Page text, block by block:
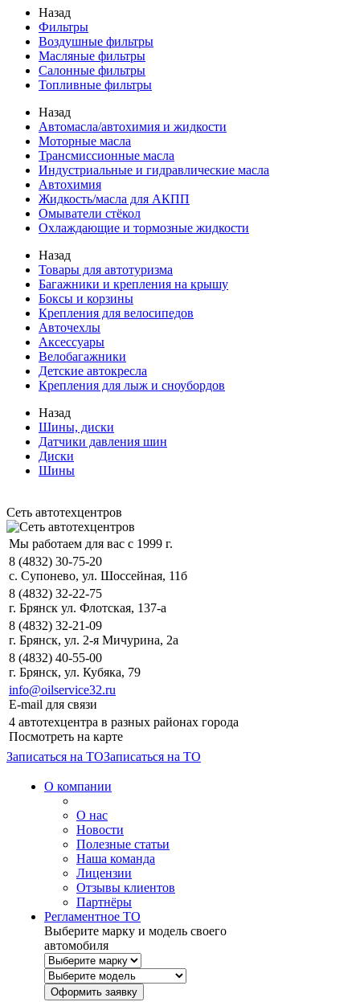
Назад
Фильтры
Воздушные фильтры
Масляные фильтры
Салонные фильтры
Топливные фильтры
Назад
Автомасла/автохимия и жидкости
Моторные масла
Трансмиссионные масла
Индустриальные и гидравлические масла
Автохимия
Жидкость/масла для АКПП
Омыватели стёкол
Охлаждающие и тормозные жидкости
Назад
Товары для автотуризма
Багажники и крепления на крышу
Боксы и корзины
Крепления для велосипедов
Авточехлы
Аксессуары
Велобагажники
Детские автокресла
Крепления для лыж и сноубордов
Назад
Шины, диски
Датчики давления шин
Диски
Шины
Сеть автотехцентров
Мы работаем для вас с 1999 г.
8 (4832) 30-75-20
с. Супонево, ул. Шоссейная, 11б
8 (4832) 32-22-75
г. Брянск ул. Флотская, 137-а
8 (4832) 32-21-09
г. Брянск, ул. 2-я Мичурина, 2а
8 (4832) 40-55-00
г. Брянск, ул. Кубяка, 79
info@oilservice32.ru
E-mail для связи
4 автотехцентра в разных районах города
Посмотреть на карте
Записаться на ТОЗаписаться на ТО
О компании
О нас
Новости
Полезные статьи
Наша команда
Лицензии
Отзывы клиентов
Партнёры
Регламентное ТО
Выберите марку и модель своего
автомобиля